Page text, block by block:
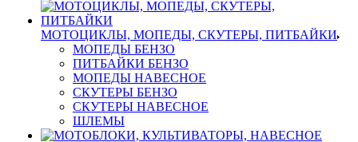
МОТОЦИКЛЫ, МОПЕДЫ, СКУТЕРЫ, ПИТБАЙКИ
МОПЕДЫ БЕНЗО
ПИТБАЙКИ БЕНЗО
МОПЕДЫ НАВЕСНОЕ
СКУТЕРЫ БЕНЗО
СКУТЕРЫ НАВЕСНОЕ
ШЛЕМЫ